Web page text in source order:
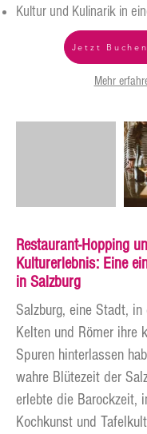
Kultur und Kulinarik in
Jetzt Buchen
Mehr
Restaurant-Hopping
Kulturerlebnis: Eine
in Salzburg
Salzburg, eine Stadt, in
Kelten und Römer ihre
Spuren hinterlassen
wahre Blütezeit der
erlebte die Barockzeit,
Kochkunst und